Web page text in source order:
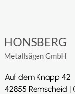
Auf dem Knapp 42
42855 Remscheid |